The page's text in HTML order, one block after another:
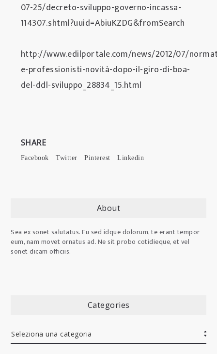
07-25/decreto-sviluppo-governo-incassa-
114307.shtml?uuid=AbiuKZDG&fromSearch
http://www.edilportale.com/news/2012/07/
e-professionisti-novità-dopo-il-giro-di-boa-
del-ddl-sviluppo_28834_15.html
SHARE
Facebook Twitter Pinterest Linkedin
About
Sea ex sonet salutatus. Eu sed idque dolorum, te erant tempor
eum, nam movet ornatus ad. Ne sit probo cotidieque, et vel
sonet dicam officiis.
Categories